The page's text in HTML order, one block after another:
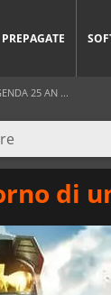
PREPAGATE
25 AN ...
di